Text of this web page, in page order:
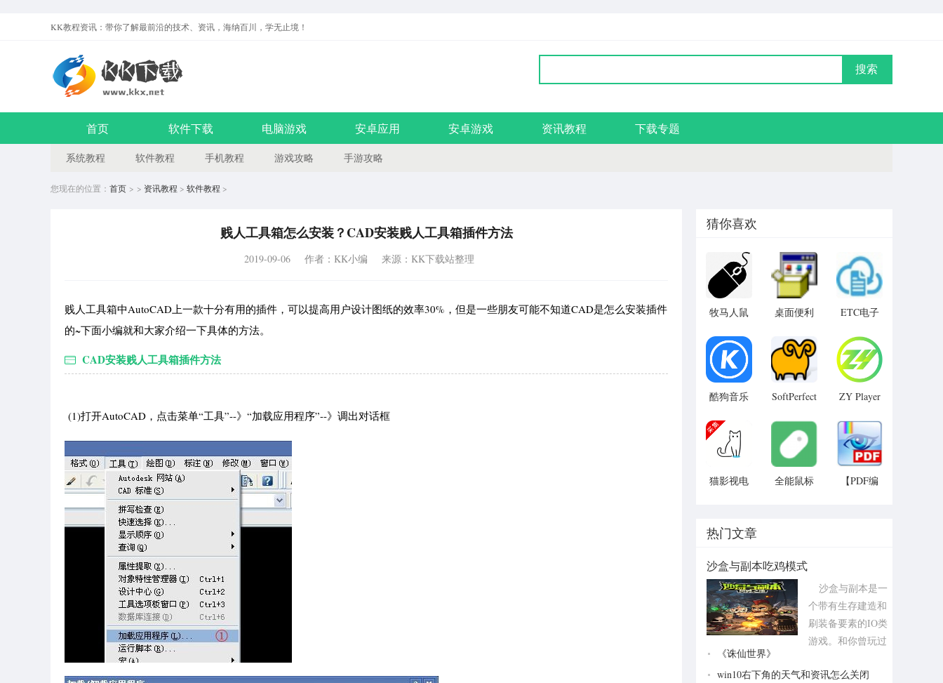
KK教程资讯：带你了解最前沿的技术、资讯，海纳百川，学无止境！
搜索
首页 软件下载 电脑游戏 安卓应用 安卓游戏 资讯教程 下载专题
系统教程 软件教程 手机教程 游戏攻略 手游攻略
您现在的位置： 首页 > > 资讯教程 > 软件教程 >
贱人工具箱怎么安装？CAD安装贱人工具箱插件方法
2019-09-06 作者：KK小编 来源：KK下载站整理
贱人工具箱中AutoCAD上一款十分有用的插件，可以提高用户设计图纸的效率30%，但是一些朋友可能不知道CAD是怎么安装插件
的~下面小编就和大家介绍一下具体的方法。
CAD安装贱人工具箱插件方法
(1)打开AutoCAD，点击菜单“工具”--》“加载应用程序”--》调出对话框
猜你喜欢
牧马人鼠
脑版
桌面便利
ETC电子
助手免费
版
酷狗音乐
方下载
SoftPerfect
中文版
ZY Player
猫影视电
全能鼠标
【PDF编
热门文章
沙盒与副本吃鸡模式
沙盒与副本是一
个带有生存建造和
刷装备要素的IO类
游戏。和你曾玩过
似，你的主要目的
《诛仙世界》
win10右下角的天气和资讯怎么关闭